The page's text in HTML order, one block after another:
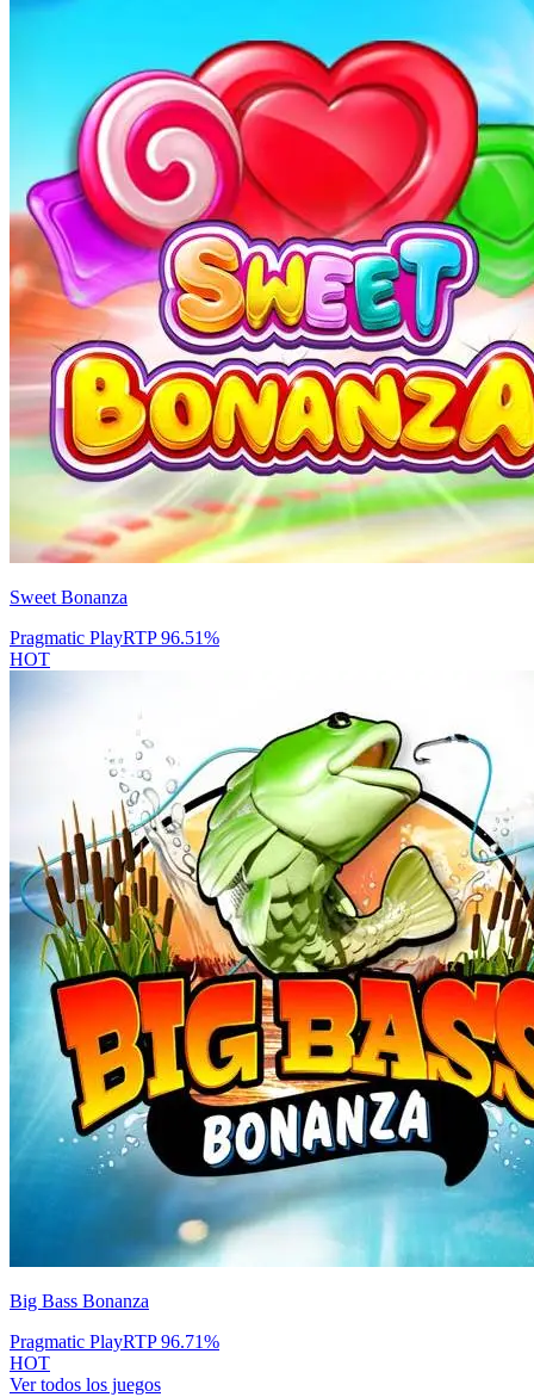
Sweet Bonanza
Pragmatic PlayRTP96.51%
HOT
Big Bass Bonanza
Pragmatic PlayRTP96.71%
HOT
Ver todos los juegos